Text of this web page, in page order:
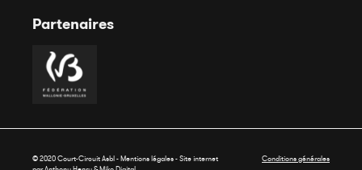
Partenaires
© 2020 Court-Circuit Asbl - Mentions légales - Site internet
Conditions générales